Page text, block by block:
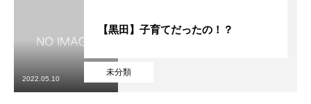
未分類
【黒田】子育てだったの！？
2022.05.10